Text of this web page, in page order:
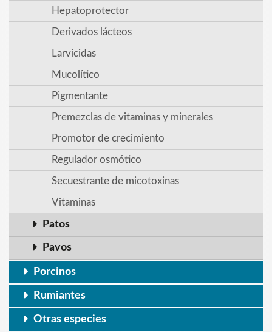
Hepatoprotector
Derivados lácteos
Larvicidas
Mucolítico
Pigmentante
Premezclas de vitaminas y minerales
Promotor de crecimiento
Regulador osmótico
Secuestrante de micotoxinas
Vitaminas
Patos
Pavos
Porcinos
Rumiantes
Otras especies